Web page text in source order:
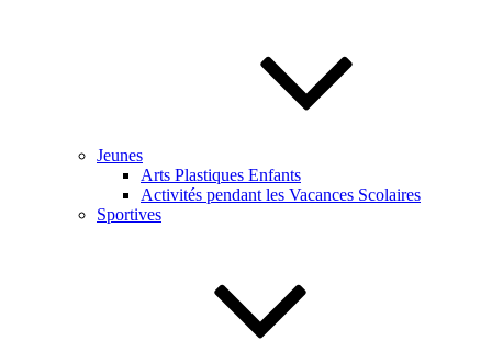
Jeunes
Arts Plastiques Enfants
Activités pendant les Vacances Scolaires
Sportives